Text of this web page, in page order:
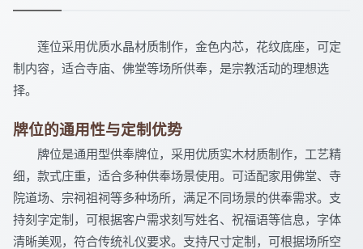
莲位采用优质水晶材质制作，金色内芯，花纹底座，可定
制内容，适合寺庙、佛堂等场所供奉，是宗教活动的理想选
择。
牌位的通用性与定制优势
牌位是通用型供奉牌位，采用优质实木材质制作，工艺精
细，款式庄重，适合多种供奉场景使用。可适配家用佛堂、寺
院道场、宗祠祖祠等多种场所，满足不同场景的供奉需求。支
持刻字定制，可根据客户需求刻写姓名、祝福语等信息，字体
清晰美观，符合传统礼仪要求。支持尺寸定制，可根据场所空